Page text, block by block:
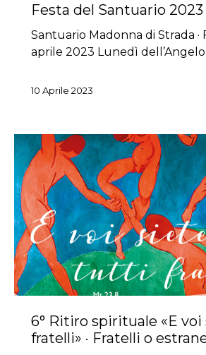
Festa del Santuario 2023
Santuario Madonna di Strada ·
aprile 2023 Lunedì dell’Angelo
10 Aprile 2023
6° Ritiro spirituale «E
fratelli» · Fratelli o